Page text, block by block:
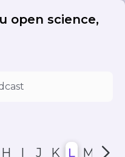
open science,
H I J K L M N